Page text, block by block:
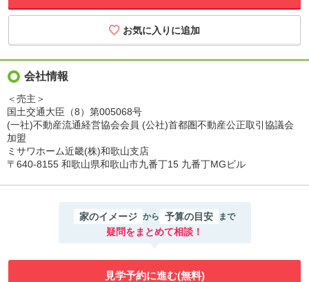
会社情報
＜売主＞
国土交通大臣（8）第005068号
(一社)不動産流通経営協会会員 (公社)首都圏不動産公正取引協議会
加盟
ミサワホーム近畿(株)和歌山支店
〒640-8155 和歌山県和歌山市九番丁15 九番丁MGビル
家のイメージ から 予算の目安 まで
疑問をまとめて相談！
見学予約に進む(無料)